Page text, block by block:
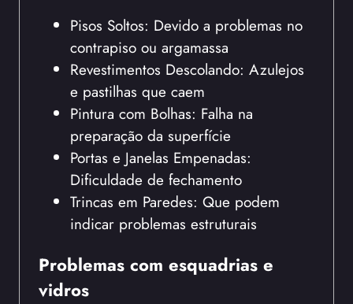
Pisos Soltos: Devido a problemas no
contrapiso ou argamassa
Revestimentos Descolando: Azulejos
e pastilhas que caem
Pintura com Bolhas: Falha na
preparação da superfície
Portas e Janelas Empenadas:
Dificuldade de fechamento
Trincas em Paredes: Que podem
indicar problemas estruturais
Problemas com esquadrias e
vidros